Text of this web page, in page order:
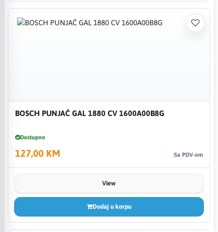
BOSCH PUNJAČ GAL 1880 CV 1600A00B8G
Dostupno
127,00 KM Sa PDV-om
View
Dodaj u korpu